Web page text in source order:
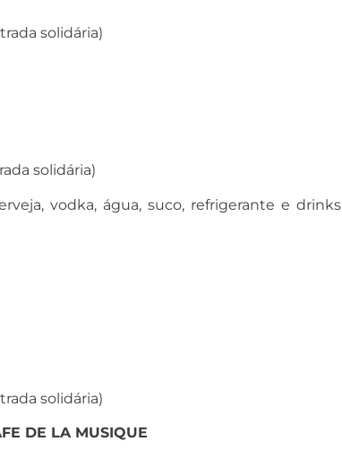
solidária)
solidária)
vodka, água, suco, refrigerante e drinks
solidária)
DE LA MUSIQUE